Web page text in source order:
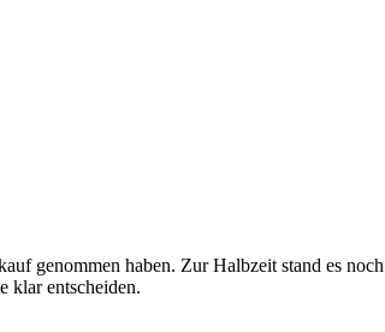
genommen haben. Zur Halbzeit stand es
klar entscheiden.